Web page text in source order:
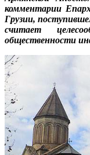
комментарии
Грузии,
считает
общественности